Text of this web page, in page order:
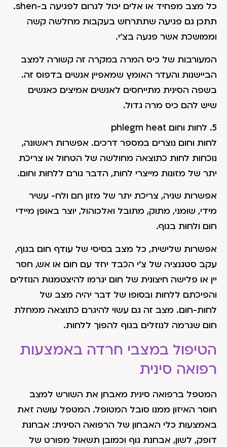
כל מצב מפחיד או אלים יכול לגרום לפגיעה ב-shen.
תתכן גם פגיעה שתתרחש בעקבות מחלשה קשה
וממושכת אשר פגעה בצ'י.
המעורבות של כיס המרה במקרה זה קשורה למצב
הביישנות והעדר האומץ שמאפיין אנשים בדפוס זה.
בשפה הסינית מתייחסים לאנשים אמיצים כאנשים
שיש להם כיס מרה גדול.
5. לחות וחום phlegm heat
לחות וחום נוצרים במספר דרכים. אפשרות ראשונה,
נוכחות לחות כתוצאה מחולשה של הטחול או צריכת
יתר של מזונות מייצרי לחות, הדבר גורם ללחות וחום.
אפשרות שניה, צריכת יתר של מזון חם ולח- עשיר
מידי, שומני, מתוק, מתובל ואלכוהול, יוצר באופן מיידי
חום ולחות בגוף.
אפשרות שלישית, כל מצב בסיסי של עודף חום בגוף,
עקב סטגנציה של צ'י הכבד יחד עם חום או אש, חסר
יין או פלישה חיצונית של חום יגרמו להיצטמגות הנוזלים
והפיכתם ללחות ובסופו של דבר יהיה מצב של
לחות-חום. מצב זה גם עשוי להיגרם כתוצאה ממחלת
חום שגרמה לנוזלים בגוף להפוך ללחות.
הטיפול במצבי חרדה באמצעות
רפואה סינית
המטפל ברפואה סינית מאבחן את השורש למצב
חוסר האיזון ממנו סובל המטופל. המטפל עושה זאת
באמצעות כלי האבחון של הרפואה הסינית: אבחנת
דופק, לשון, אבחנת גוף וכמובן תשאול מפורט של